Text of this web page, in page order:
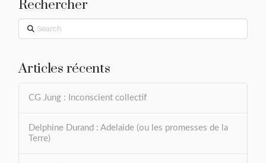
Rechercher
Search
Articles récents
CG Jung : Inconscient collectif
Delphine Durand : Adelaide (ou les promesses de la
Terre)